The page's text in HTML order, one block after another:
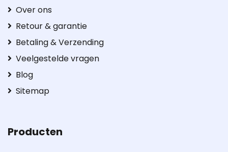
Over ons
Retour & garantie
Betaling & Verzending
Veelgestelde vragen
Blog
Sitemap
Producten